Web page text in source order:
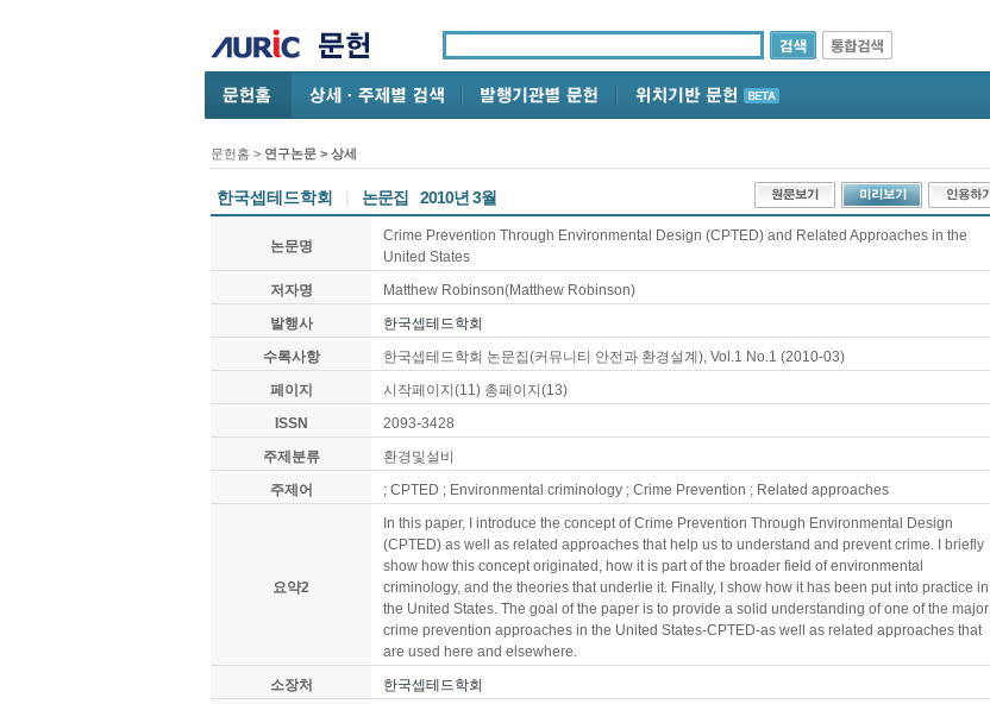
문헌홈 > 연구논문 > 상세
한국셉테드학회 | 논문집 2010년 3월
논문명
Crime Prevention Through Environmental Design (CPTED) and Related Approaches in the
United States
저자명
Matthew Robinson(Matthew Robinson)
발행사
한국셉테드학회
수록사항
한국셉테드학회 논문집(커뮤니티 안전과 환경설계), Vol.1 No.1 (2010-03)
페이지
시작페이지(11) 총페이지(13)
ISSN
2093-3428
주제분류
환경및설비
주제어
; CPTED ; Environmental criminology ; Crime Prevention ; Related approaches
요약2
In this paper, I introduce the concept of Crime Prevention Through Environmental Design
(CPTED) as well as related approaches that help us to understand and prevent crime. I briefly
show how this concept originated, how it is part of the broader field of environmental
criminology, and the theories that underlie it. Finally, I show how it has been put into practice in
the United States. The goal of the paper is to provide a solid understanding of one of the major
crime prevention approaches in the United States-CPTED-as well as related approaches that
are used here and elsewhere.
소장처
한국셉테드학회